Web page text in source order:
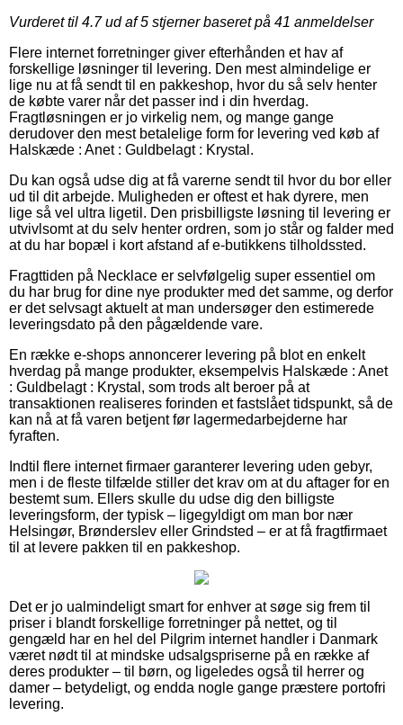
Vurderet til 4.7ud af 5 stjerner baseret på 41 anmeldelser
Flere internet forretninger giver efterhånden et hav af
forskellige løsninger til levering. Den mest almindelige er
lige nu at få sendt til en pakkeshop, hvor du så selv henter
de købte varer når det passer ind i din hverdag.
Fragtløsningen er jo virkelig nem, og mange gange
derudover den mest betalelige form for levering ved køb af
Halskæde : Anet : Guldbelagt : Krystal.
Du kan også udse dig at få varerne sendt til hvor du bor eller
ud til dit arbejde. Muligheden er oftest et hak dyrere, men
lige så vel ultra ligetil. Den prisbilligste løsning til levering er
utvivlsomt at du selv henter ordren, som jo står og falder med
at du har bopæl i kort afstand af e-butikkens tilholdssted.
Fragttiden på Necklace er selvfølgelig super essentiel om
du har brug for dine nye produkter med det samme, og derfor
er det selvsagt aktuelt at man undersøger den estimerede
leveringsdato på den pågældende vare.
En række e-shops annoncerer levering på blot en enkelt
hverdag på mange produkter, eksempelvis Halskæde : Anet
: Guldbelagt : Krystal, som trods alt beroer på at
transaktionen realiseres forinden et fastslået tidspunkt, så de
kan nå at få varen betjent før lagermedarbejderne har
fyraften.
Indtil flere internet firmaer garanterer levering uden gebyr,
men i de fleste tilfælde stiller det krav om at du aftager for en
bestemt sum. Ellers skulle du udse dig den billigste
leveringsform, der typisk – ligegyldigt om man bor nær
Helsingør, Brønderslev eller Grindsted – er at få fragtfirmaet
til at levere pakken til en pakkeshop.
Det er jo ualmindeligt smart for enhver at søge sig frem til
priser i blandt forskellige forretninger på nettet, og til
gengæld har en hel del Pilgrim internet handler i Danmark
været nødt til at mindske udsalgspriserne på en række af
deres produkter – til børn, og ligeledes også til herrer og
damer – betydeligt, og endda nogle gange præstere portofri
levering.